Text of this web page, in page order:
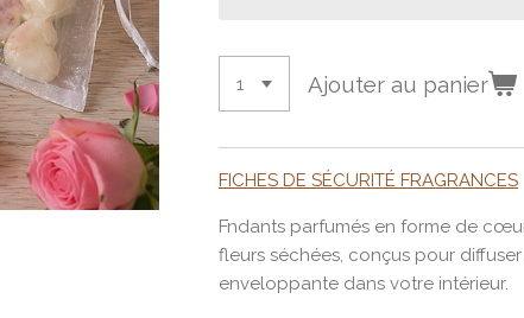
Ajouter au panier
FICHES DE SÉCURITÉ FRAGRANCES
Fndants parfumés en forme de
fleurs séchées, conçus pour
enveloppante dans votre intérieur.